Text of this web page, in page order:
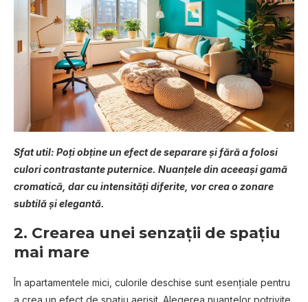
Sfat util: Poți obține un efect de separare și fără a folosi
culori contrastante puternice. Nuanțele din aceeași gamă
cromatică, dar cu intensități diferite, vor crea o zonare
subtilă și elegantă.
2. Crearea unei senzații de spațiu
mai mare
În apartamentele mici, culorile deschise sunt esențiale pentru
a crea un efect de spațiu aerisit. Alegerea nuanțelor potrivite